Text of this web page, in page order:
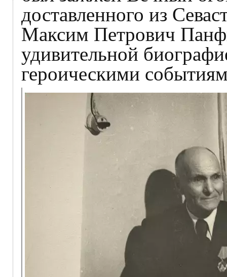
доставленного из
Максим Петрович
удивительной
героическими